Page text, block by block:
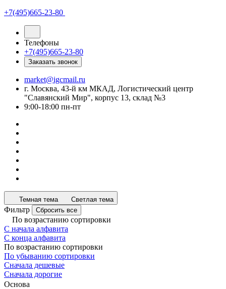
+7(495)665-23-80
Телефоны
+7(495)665-23-80
Заказать звонок
market@igcmail.ru
г. Москва, 43-й км МКАД, Логистический центр
"Славянский Мир", корпус 13, склад №3
9:00-18:00 пн-пт
Темная тема Светлая тема
Фильтр Сбросить все
По возрастанию сортировки
С начала алфавита
С конца алфавита
По возрастанию сортировки
По убыванию сортировки
Сначала дешевые
Сначала дорогие
Основа